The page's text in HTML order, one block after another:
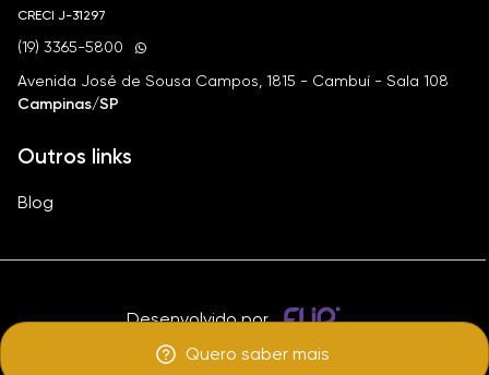
Quero saber mais
CRECI J-31297
(19) 3365-5800
Avenida José de Sousa Campos, 1815 - Cambuí - Sala 108
Campinas/SP
Outros links
Blog
Desenvolvido por